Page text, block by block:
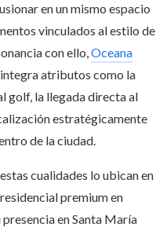
en un mismo espacio
vinculados al estilo de
con ello,Oceana
integra atributos como la
golf, la llegada directa al
estratégicamente
de la ciudad.
cualidades lo ubican en
premium en
presencia en Santa María